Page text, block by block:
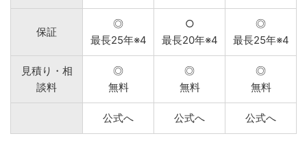
保証
◎
最長25年※4
○
最長20年※4
◎
最長25年※4
見積り・相
談料
◎
無料
◎
無料
◎
無料
公式へ 公式へ 公式へ